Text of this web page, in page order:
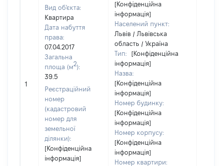
1
Вид об'єкта:
Квартира
Дата набуття
права:
07.04.2017
Загальна
площа (м2):
39.5
Реєстраційний
номер
(кадастровий
номер для
земельної
ділянки):
[Конфіденційна
інформація]
[Конфіденційна
інформація]
Населений пункт:
Львів / Львівська
область / Україна
Тип:
[Конфіденційна
інформація]
Назва:
[Конфіденційна
інформація]
Номер будинку:
[Конфіденційна
інформація]
Номер корпусу:
[Конфіденційна
інформація]
Номер квартири: